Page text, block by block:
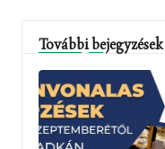
További bejegyzések